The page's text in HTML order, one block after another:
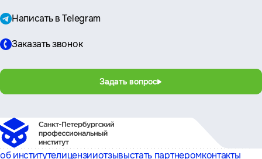
Написать в Telegram
Заказать звонок
Задать вопрос
об институтелицензииотзывыстать партнеромконтакты